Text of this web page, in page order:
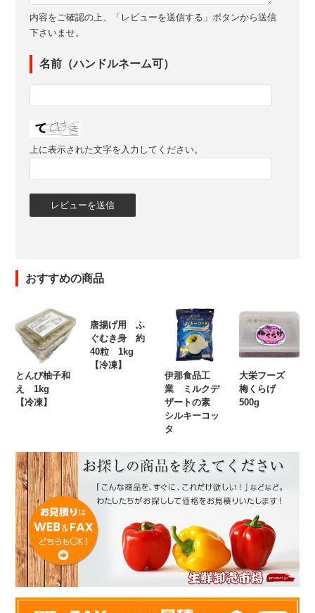
内容をご確認の上、「レビューを送信する」ボタンから送信
下さいませ。
名前（ハンドルネーム可）
上に表示された文字を入力してください。
おすすめの商品
とんび柚子和
え 1kg
【冷凍】
唐揚げ用 ふ
ぐむき身 約
40粒 1kg
【冷凍】
伊那食品工
業 ミルクデ
ザートの素
シルキーコッ
タ
大栄フーズ
梅くらげ
500g